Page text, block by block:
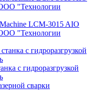
LCM-3015 AIO
"Технологии
c гидроразгрузкой